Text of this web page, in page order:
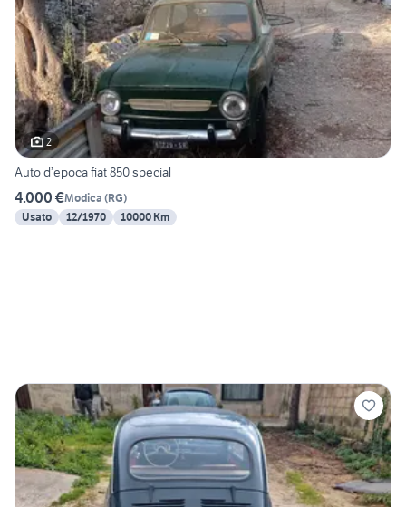
2
Auto d’epoca fiat 850 special
4.000 €Modica (RG)
Usato
12/1970 10000 Km